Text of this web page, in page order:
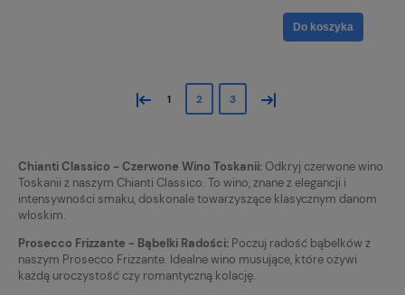
Do koszyka
« 1 2 3 »
Chianti Classico - Czerwone Wino Toskanii:Odkryj czerwone wino
Toskanii z naszym Chianti Classico. To wino, znane z elegancji i
intensywności smaku, doskonale towarzyszące klasycznym danom
włoskim.
Prosecco Frizzante - Bąbelki Radości: Poczuj radość bąbelków z
naszym Prosecco Frizzante. Idealne wino musujące, które ożywi
każdą uroczystość czy romantyczną kolację.